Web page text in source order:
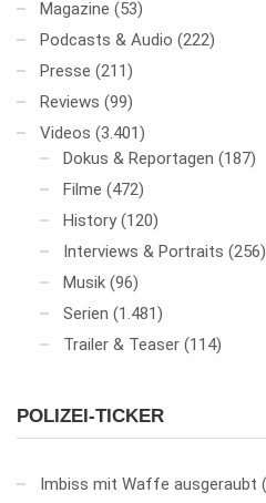
Magazine (53)
Podcasts & Audio (222)
Presse (211)
Reviews (99)
Videos (3.401)
Dokus & Reportagen (187)
Filme (472)
History (120)
Interviews & Portraits (256)
Musik (96)
Serien (1.481)
Trailer & Teaser (114)
POLIZEI-TICKER
Imbiss mit Waffe ausgeraubt